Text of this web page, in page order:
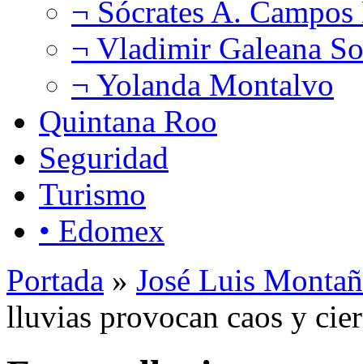
¬ Sócrates A.
¬ Vladimir Galeana
¬ Yolanda Montalvo
Quintana Roo
Seguridad
Turismo
• Edomex
Portada » José Luis
lluvias provocan caos y